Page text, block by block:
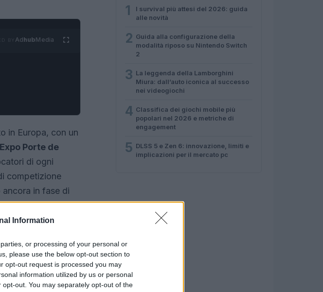
Information
or processing of your personal or
please use the below opt-out section to
opt-out request is processed you may
information utilized by us or personal
out. You may separately opt-out of the
AdhubMedia
in Europa, con un
Porte de
di ogni
competizione
in fase di
del gioco.
1
I survival più attesi del 2026: guida
alle novità
2 Guida alla configurazione della
modalità riposo su Nintendo Switch
2
3 La leggenda della Lamborghini
Miura: dall’auto iconica al successo
nei videogiochi
4 Classifica dei giochi mobile più
popolari nel 2026 e metriche di
engagement
5 DLSS 5 e Zen 6: innovazione, limiti e
implicazioni per il mercato pc